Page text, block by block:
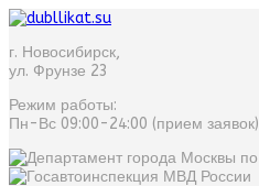
г. Новосибирск,
ул. Фрунзе 23
Режим работы:
Пн-Вс 09:00-24:00 (прием заявок)